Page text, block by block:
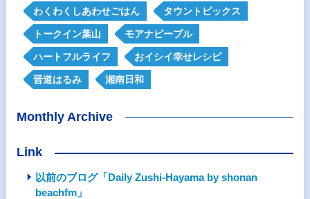
わくわくしあわせごはん タウントピックス
トークイン葉山 モアナピープル
ハートフルライフ おイシイ幸せレシピ
晋道はるみ 湘南日和
Monthly Archive
Link
以前のブログ「Daily Zushi-Hayama by shonan
beachfm」